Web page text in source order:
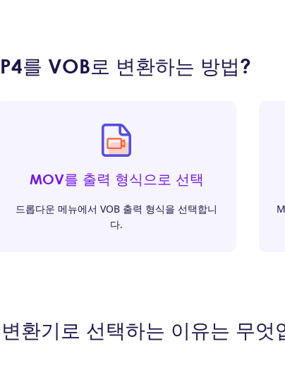
를 VOB로 변환하는 방법?
MOV를 출력 형식으로 선택
드롭다운 메뉴에서 VOB 출력 형식을 선택합니
다.
환기로 선택하는 이유는 무엇